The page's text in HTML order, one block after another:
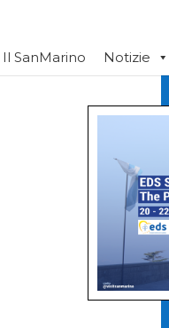
Il SanMarino Notizie